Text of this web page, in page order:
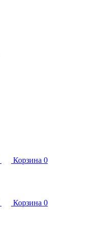
Корзина 0
Корзина 0